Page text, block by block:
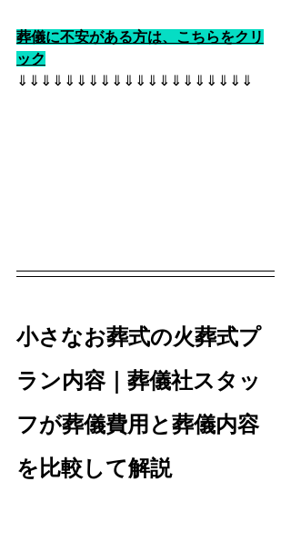
葬儀に不安がある方は、こちらをクリ
ック
⇓⇓⇓⇓⇓⇓⇓⇓⇓⇓⇓⇓⇓⇓⇓⇓⇓⇓⇓⇓
小さなお葬式の火葬式プ
ラン内容｜葬儀社スタッ
フが葬儀費用と葬儀内容
を比較して解説